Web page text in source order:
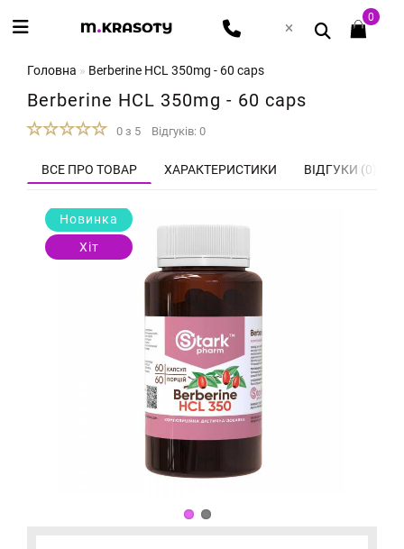
0
Головна Berberine HCL 350mg - 60 caps
Berberine HCL 350mg - 60 caps
0 з 5 Відгуків: 0
ВСЕ ПРО ТОВАР ХАРАКТЕРИСТИКИ ВІДГУКИ (0)
Новинка
Хіт